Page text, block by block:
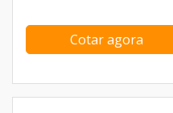
Cotar agora